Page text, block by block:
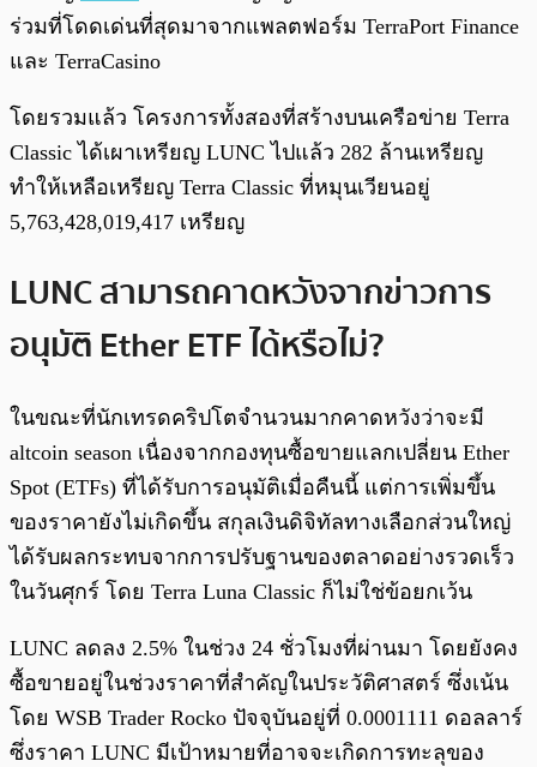
ร่วมที่โดดเด่นที่สุดมาจากแพลตฟอร์ม TerraPort Finance
และ TerraCasino
โดยรวมแล้ว โครงการทั้งสองที่สร้างบนเครือข่าย Terra
Classic ได้เผาเหรียญ LUNC ไปแล้ว 282 ล้านเหรียญ
ทำให้เหลือเหรียญ Terra Classic ที่หมุนเวียนอยู่
5,763,428,019,417 เหรียญ
LUNC สามารถคาดหวังจากข่าวการ
อนุมัติ Ether ETF ได้หรือไม่?
ในขณะที่นักเทรดคริปโตจำนวนมากคาดหวังว่าจะมี
altcoin season เนื่องจากกองทุนซื้อขายแลกเปลี่ยน Ether
Spot (ETFs) ที่ได้รับการอนุมัติเมื่อคืนนี้ แต่การเพิ่มขึ้น
ของราคายังไม่เกิดขึ้น สกุลเงินดิจิทัลทางเลือกส่วนใหญ่
ได้รับผลกระทบจากการปรับฐานของตลาดอย่างรวดเร็ว
ในวันศุกร์ โดย Terra Luna Classic ก็ไม่ใช่ข้อยกเว้น
LUNC ลดลง 2.5% ในช่วง 24 ชั่วโมงที่ผ่านมา โดยยังคง
ซื้อขายอยู่ในช่วงราคาที่สำคัญในประวัติศาสตร์ ซึ่งเน้น
โดย WSB Trader Rocko ปัจจุบันอยู่ที่ 0.0001111 ดอลลาร์
ซึ่งราคา LUNC มีเป้าหมายที่อาจจะเกิดการทะลุของ